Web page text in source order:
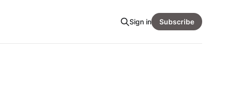
Sign in Subscribe